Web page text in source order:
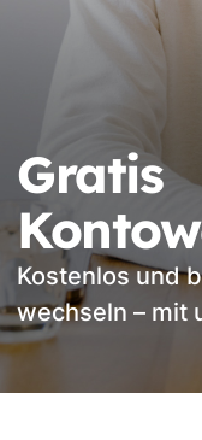
Gratis
Kostenlos und
wechseln – mit